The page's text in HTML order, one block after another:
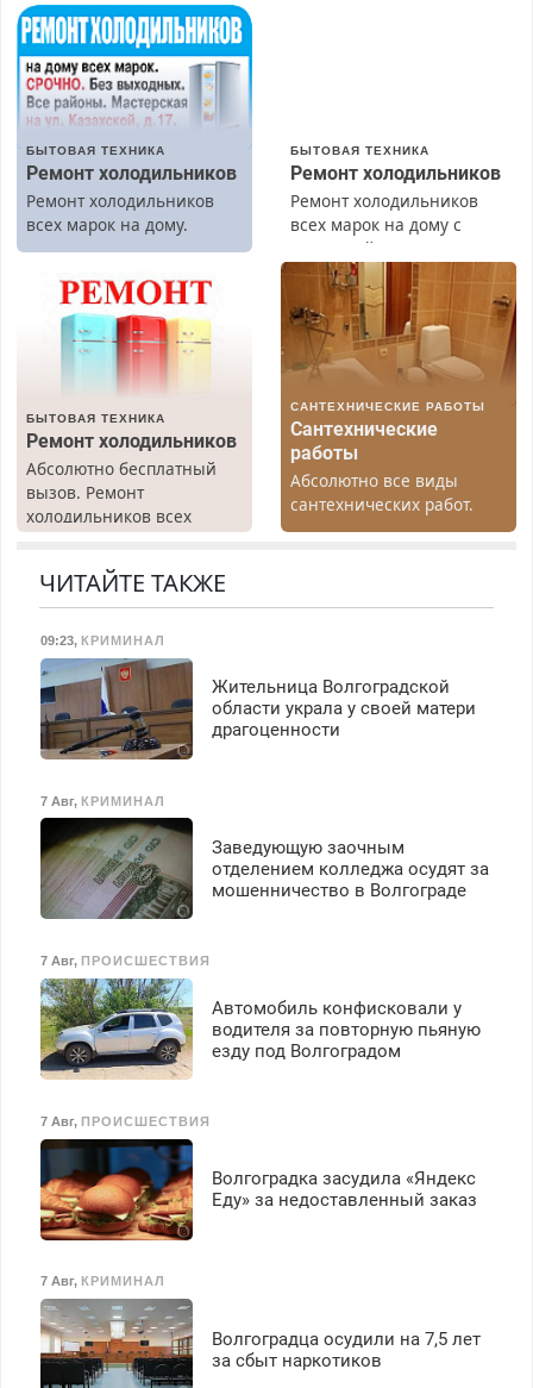
БЫТОВАЯ ТЕХНИКА
Ремонт холодильников
Ремонт холодильников
всех марок на дому.
БЫТОВАЯ ТЕХНИКА
Ремонт холодильников
Ремонт холодильников
всех марок на дому с
гарантией. Замена
резины. Качественно.
Недорого. Без выходных.
Все районы. Скидка.
Вызов бесплатный.
БЫТОВАЯ ТЕХНИКА
Ремонт холодильников
Абсолютно бесплатный
вызов. Ремонт
холодильников всех
гарантией. Все р-ны.
Срочно. Без выходных.
Пенсионерам – скидки до
40%. Мастер со стажем.
САНТЕХНИЧЕСКИЕ РАБОТЫ
Сантехнические
работы
Абсолютно все виды
сантехнических работ.
Быстро. Качественно.
ЧИТАЙТЕ ТАКЖЕ
09:23, КРИМИНАЛ
Жительница Волгоградской
области украла у своей матери
драгоценности
7 Авг, КРИМИНАЛ
Заведующую заочным
отделением колледжа осудят за
мошенничество в Волгограде
7 Авг, ПРОИСШЕСТВИЯ
Автомобиль конфисковали у
водителя за повторную пьяную
езду под Волгоградом
7 Авг, ПРОИСШЕСТВИЯ
Волгоградка засудила «Яндекс
Еду» за недоставленный заказ
7 Авг, КРИМИНАЛ
Волгоградца осудили на 7,5 лет
за сбыт наркотиков